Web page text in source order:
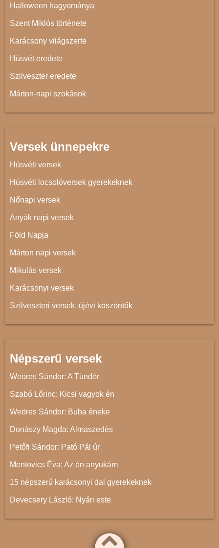
Halloween hagyománya
Szent Miklós története
Karácsony világszerte
Húsvét eredete
Szilveszter eredete
Márton-napi szokások
Versek ünnepekre
Húsvéti versek
Húsvéti locsolóversek gyerekeknek
Nőnapi versek
Anyák napi versek
Föld Napja
Márton napi versek
Mikulás versek
Karácsonyi versek
Szilveszteri versek, újévi köszöntők
Népszerű versek
Weöres Sándor: A Tündér
Szabó Lőrinc: Kicsi vagyok én
Weöres Sándor: Buba éneke
Donászy Magda: Almaszedés
Petőfi Sándor: Pató Pál úr
Mentovics Éva: Az én anyukám
15 népszerű karácsonyi dal gyerekeknek
Devecsery László: Nyári este